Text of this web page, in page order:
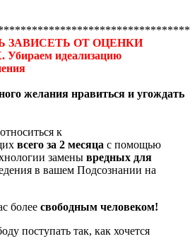
ЗАВИСЕТЬ ОТ ОЦЕНКИ
идеализацию
желания нравиться и угождать
к
всего за 2 месяца с помощью
замены вредных для
в вашем Подсознании на
более свободным человеком!
поступать так, как хочется